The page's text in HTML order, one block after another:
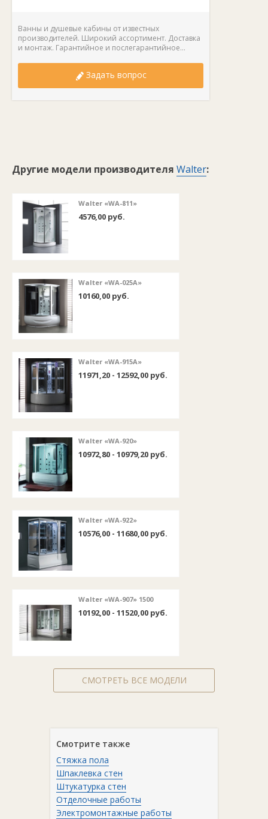
Ванны и душевые кабины от известных
производителей. Широкий ассортимент. Доставка
и монтаж. Гарантийное и послегарантийное...
Задать вопрос
Другие модели производителя Walter:
Walter «WA-811»
4576,00 руб.
Walter «WA-025A»
10160,00 руб.
Walter «WA-915A»
11971,20 - 12592,00 руб.
Walter «WA-920»
10972,80 - 10979,20 руб.
Walter «WA-922»
10576,00 - 11680,00 руб.
Walter «WA-907» 1500
10192,00 - 11520,00 руб.
СМОТРЕТЬ ВСЕ МОДЕЛИ
Смотрите также
Стяжка пола
Шпаклевка стен
Штукатурка стен
Отделочные работы
Электромонтажные работы